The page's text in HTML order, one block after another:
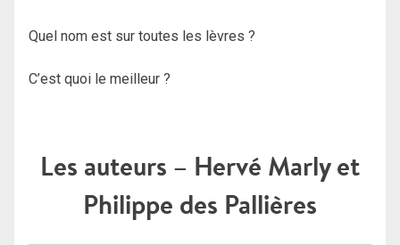
Quel nom est sur toutes les lèvres ?
C’est quoi le meilleur ?
Les auteurs – Hervé Marly et
Philippe des Pallières